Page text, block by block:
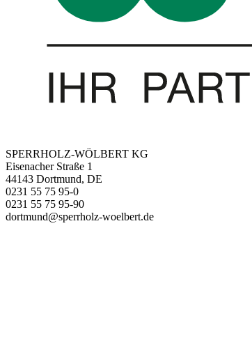
SPERRHOLZ-WÖLBERT KG
Eisenacher Straße 1
44143 Dortmund, DE
0231 55 75 95-0
0231 55 75 95-90
dortmund@sperrholz-woelbert.de